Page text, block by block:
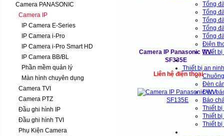
Tổng
Tổng
Tổng
Tổng
Tổng
Điện
Thiết bị
Thiết bị an ninh
Đèn
Đèn
Báo
Thiết bị
Thiết bị
Thiết bị
Camera PANASONIC
Camera IP
IP Camera E-Series
IP Camera i-Pro
IP Camera i-Pro Smart HD
IP Camera BB/BL
Phần mềm quản lý
Màn hình chuyên dụng
Camera TVI
Camera PTZ
Đầu ghi hình IP
Đầu ghi hình TVI
Phụ Kiện Camera
Camera IP Panasonic WV-
SF335E
Liên hệ điện thoại